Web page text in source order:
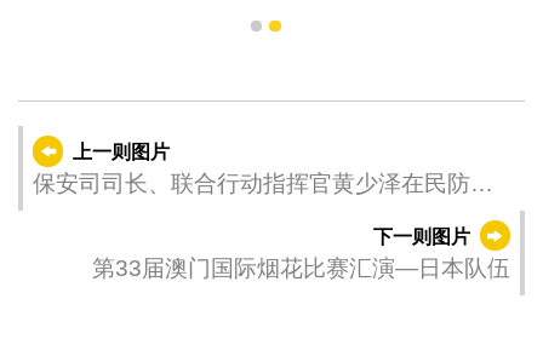
1 2
上一则图片
保安司司长、联合行动指挥官黄少泽在民防行
动中心听取民防架构成员应对热带气旋“麦德姆”
的工作汇报，并作出指示。
下一则图片
第33届澳门国际烟花比赛汇演—日本队伍